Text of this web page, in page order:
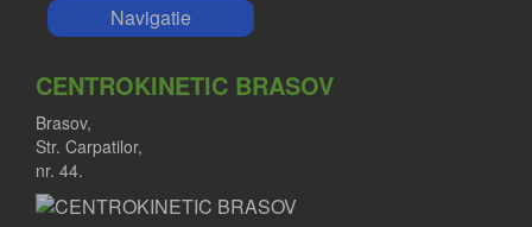
Navigatie
CENTROKINETIC BRASOV
Brasov,
Str. Carpatilor,
nr. 44.